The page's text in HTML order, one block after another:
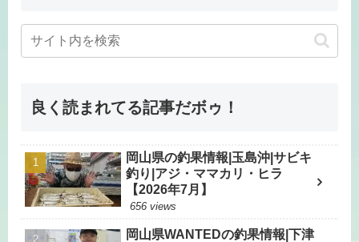
良く読まれてる記事だボゥ！
岡山県の釣果情報|玉島沖|サビキ
釣り|アジ・ママカリ・ヒラ
【2026年7月】
656 views
岡山県WANTEDの釣果情報|下津